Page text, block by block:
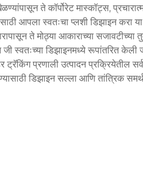
ते कॉर्पोरेट मास्कॉट्स,
आपला स्वतःचा प्लशी डिझाइन करा या
ते मोठ्या आकाराच्या सजावटीच्या
स्वतःच्या डिझाइनमध्ये रूपांतरित केली
प्रणाली उत्पादन प्रक्रियेतील सर्व
डिझाइन सल्ला आणि तांत्रिक